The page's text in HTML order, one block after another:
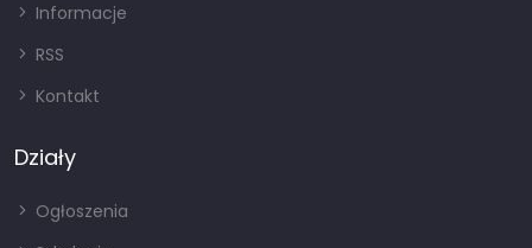
Informacje
RSS
Kontakt
Działy
Ogłoszenia